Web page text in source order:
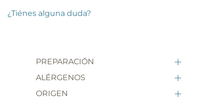
¿Tiénes alguna duda?
PREPARACIÓN
ALÉRGENOS
ORIGEN